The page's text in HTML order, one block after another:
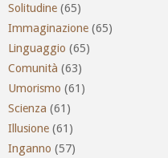
Solitudine (65)
Immaginazione (65)
Linguaggio (65)
Comunità (63)
Umorismo (61)
Scienza (61)
Illusione (61)
Inganno (57)